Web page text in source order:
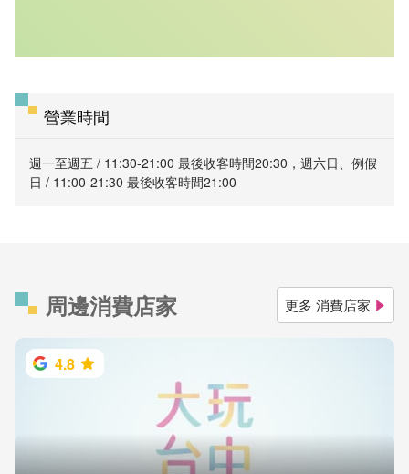
營業時間
週一至週五 / 11:30-21:00 最後收客時間20:30，週六日、例假
日 / 11:00-21:30 最後收客時間21:00
周邊消費店家 更多 消費店家
4.8